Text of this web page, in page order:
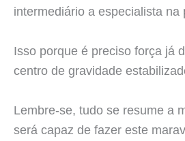
intermediário a especialista na
Isso porque é preciso força já
centro de gravidade
Lembre-se, tudo se resume a
será capaz de fazer este